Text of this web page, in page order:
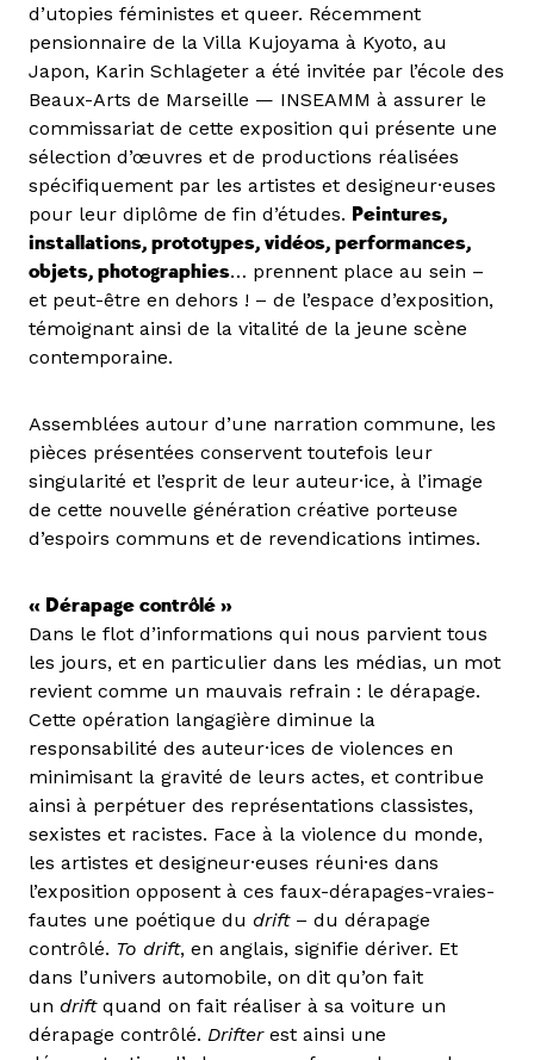
d’utopies féministes et queer. Récemment
pensionnaire de la Villa Kujoyama à Kyoto, au
Japon, Karin Schlageter a été invitée par l’école des
Beaux-Arts de Marseille — INSEAMM à assurer le
commissariat de cette exposition qui présente une
sélection d’œuvres et de productions réalisées
spécifiquement par les artistes et designeur·euses
pour leur diplôme de fin d’études. Peintures,
installations, prototypes, vidéos, performances,
objets, photographies… prennent place au sein –
et peut-être en dehors ! – de l’espace d’exposition,
témoignant ainsi de la vitalité de la jeune scène
contemporaine.
Assemblées autour d’une narration commune, les
pièces présentées conservent toutefois leur
singularité et l’esprit de leur auteur·ice, à l’image
de cette nouvelle génération créative porteuse
d’espoirs communs et de revendications intimes.
« Dérapage contrôlé »
Dans le flot d’informations qui nous parvient tous
les jours, et en particulier dans les médias, un mot
revient comme un mauvais refrain : le dérapage.
Cette opération langagière diminue la
responsabilité des auteur·ices de violences en
minimisant la gravité de leurs actes, et contribue
ainsi à perpétuer des représentations classistes,
sexistes et racistes. Face à la violence du monde,
les artistes et designeur·euses réuni·es dans
l’exposition opposent à ces faux-dérapages-vraies-
fautes une poétique du drift– du dérapage
contrôlé. To drift, en anglais, signifie dériver. Et
dans l’univers automobile, on dit qu’on fait
un drift quand on fait réaliser à sa voiture un
dérapage contrôlé. Drifterest ainsi une